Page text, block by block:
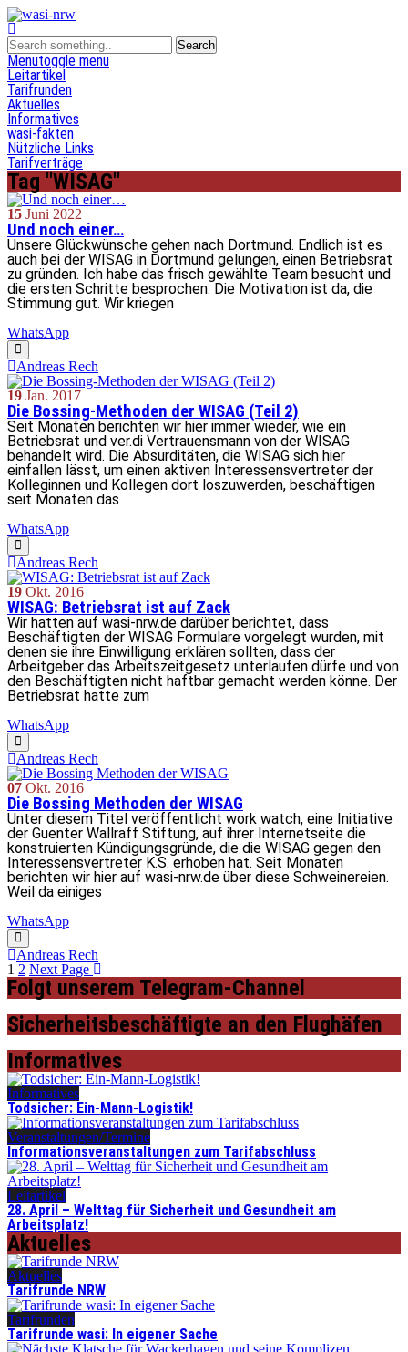
Menutoggle menu
Leitartikel
Tarifrunden
Aktuelles
Informatives
wasi-fakten
Nützliche Links
Tarifverträge
Tag "WISAG"
15 Juni 2022
Und noch einer…
Unsere Glückwünsche gehen nach Dortmund. Endlich ist es
auch bei der WISAG in Dortmund gelungen, einen Betriebsrat
zu gründen. Ich habe das frisch gewählte Team besucht und
die ersten Schritte besprochen. Die Motivation ist da, die
Stimmung gut. Wir kriegen
WhatsApp
Andreas Rech
19 Jan. 2017
Die Bossing-Methoden der WISAG (Teil 2)
Seit Monaten berichten wir hier immer wieder, wie ein
Betriebsrat und ver.di Vertrauensmann von der WISAG
behandelt wird. Die Absurditäten, die WISAG sich hier
einfallen lässt, um einen aktiven Interessensvertreter der
Kolleginnen und Kollegen dort loszuwerden, beschäftigen
seit Monaten das
WhatsApp
Andreas Rech
19 Okt. 2016
WISAG: Betriebsrat ist auf Zack
Wir hatten auf wasi-nrw.de darüber berichtet, dass
Beschäftigten der WISAG Formulare vorgelegt wurden, mit
denen sie ihre Einwilligung erklären sollten, dass der
Arbeitgeber das Arbeitszeitgesetz unterlaufen dürfe und von
den Beschäftigten nicht haftbar gemacht werden könne. Der
Betriebsrat hatte zum
WhatsApp
Andreas Rech
07 Okt. 2016
Die Bossing Methoden der WISAG
Unter diesem Titel veröffentlicht work watch, eine Initiative
der Guenter Wallraff Stiftung, auf ihrer Internetseite die
konstruierten Kündigungsgründe, die die WISAG gegen den
Interessensvertreter K.S. erhoben hat. Seit Monaten
berichten wir hier auf wasi-nrw.de über diese Schweinereien.
Weil da einiges
WhatsApp
Andreas Rech
1 2 Next Page
Folgt unserem Telegram-Channel
Sicherheitsbeschäftigte an den Flughäfen
Informatives
Informatives
Todsicher: Ein-Mann-Logistik!
Veranstaltungen/Termine
Informationsveranstaltungen zum Tarifabschluss
Leitartikel
28. April – Welttag für Sicherheit und Gesundheit am
Arbeitsplatz!
Aktuelles
Aktuelles
Tarifrunde NRW
Tarifrunden
Tarifrunde wasi: In eigener Sache